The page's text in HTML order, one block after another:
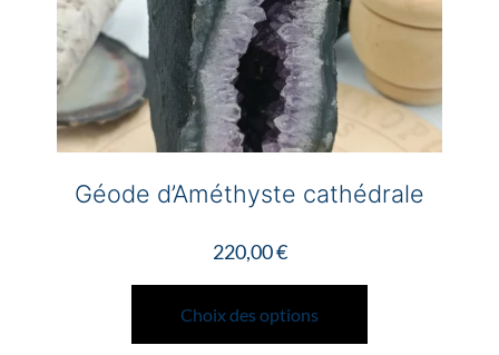
Géode d’Améthyste cathédrale
220,00€
Choix des options
Ce
a